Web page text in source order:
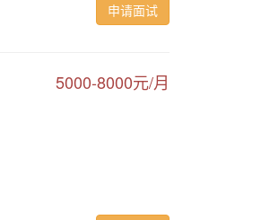
申请面试
5000-8000元/月